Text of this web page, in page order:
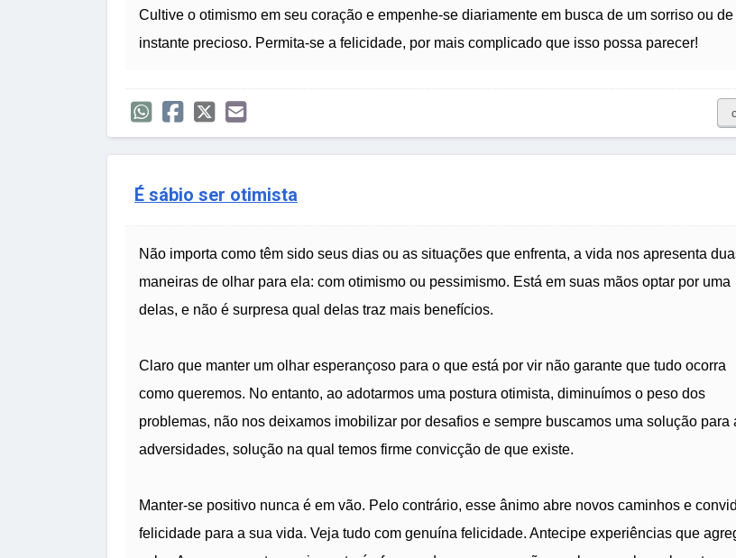
Cultive o otimismo em seu coração e empenhe-se diariamente em busca de um sorriso ou de
instante precioso. Permita-se a felicidade, por mais complicado que isso possa parecer!
É sábio ser otimista
Não importa como têm sido seus dias ou as situações que enfrenta, a vida nos apresenta
maneiras de olhar para ela: com otimismo ou pessimismo. Está em suas mãos optar por uma
delas, e não é surpresa qual delas traz mais benefícios.
Claro que manter um olhar esperançoso para o que está por vir não garante que tudo ocorra
como queremos. No entanto, ao adotarmos uma postura otimista, diminuímos o peso dos
problemas, não nos deixamos imobilizar por desafios e sempre buscamos uma solução para
adversidades, solução na qual temos firme convicção de que existe.
Manter-se positivo nunca é em vão. Pelo contrário, esse ânimo abre novos caminhos e
felicidade para a sua vida. Veja tudo com genuína felicidade. Antecipe experiências que